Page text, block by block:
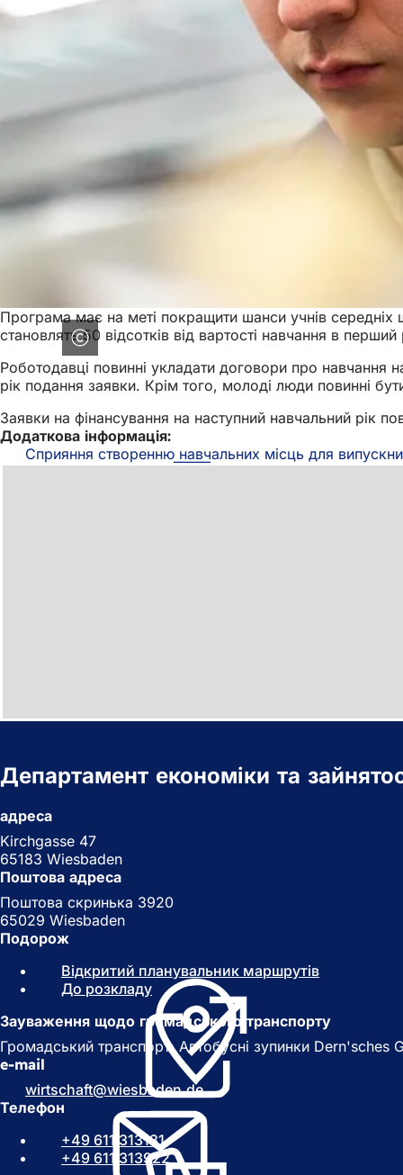
Програма має на меті покращити шанси учнів середніх
становлять 50 відсотків від вартості навчання в
Роботодавці повинні укладати договори про навчання
рік подання заявки. Крім того, молоді люди повинні
Заявки на фінансування на наступний навчальний рік
Додаткова інформація:
Сприяння створенню навчальних місць для
Департамент економіки та
адреса
Kirchgasse 47
65183 Wiesbaden
Поштова адреса
Поштова скринька 3920
65029 Wiesbaden
Подорож
Відкритий планувальник маршрутів
д
к
До розкладу
В
і
д
к
и
в
а
є
т
Зауваження щодо громадського транспорту
Громадський транспорт: Автобусні зупинки
e-mail
wirtschaft
wiesbaden de
Телефон
+49 611 313131
+49 611 313922